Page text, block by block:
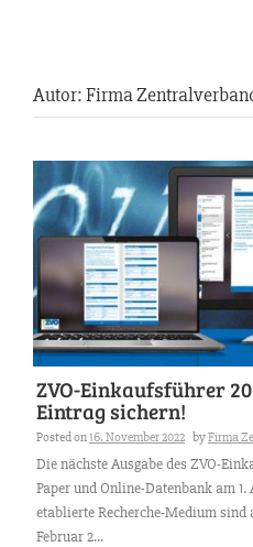
Autor:Firma
ZVO-Einkaufsführer
Eintrag sichern!
Posted on16. November 2022 byFirma
Die nächste Ausgabe des ZVO-
Paper und Online-Datenbank am
etablierte Recherche-Medium sind
Februar 2...